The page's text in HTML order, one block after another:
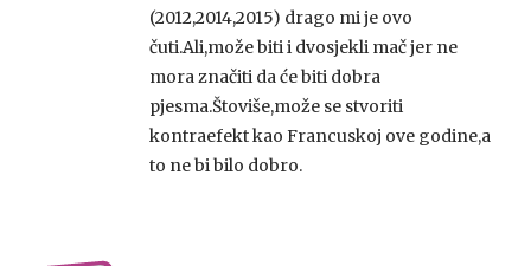
(2012,2014,2015) drago mi je ovo
čuti.Ali,može biti i dvosjekli mač jer ne
mora značiti da će biti dobra
pjesma.Štoviše,može se stvoriti
kontraefekt kao Francuskoj ove godine,a
to ne bi bilo dobro.